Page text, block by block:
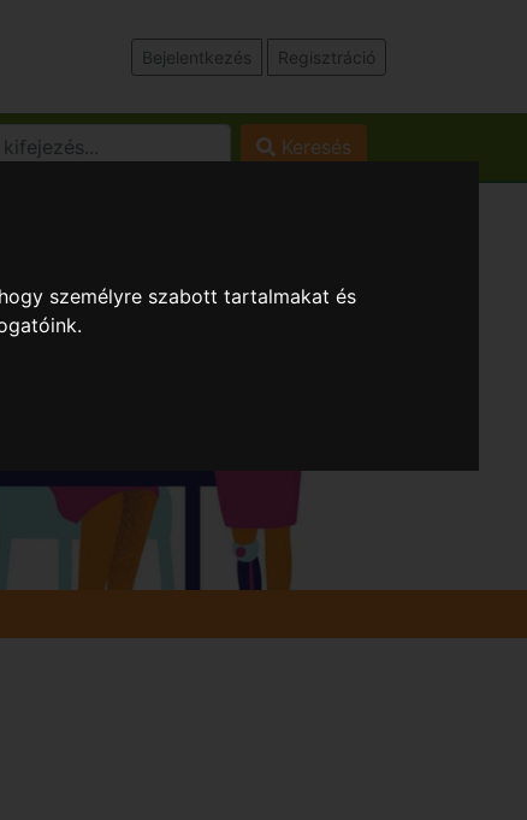
személyre szabott tartalmakat és
Bejelentkezés Regisztráció
Keresés